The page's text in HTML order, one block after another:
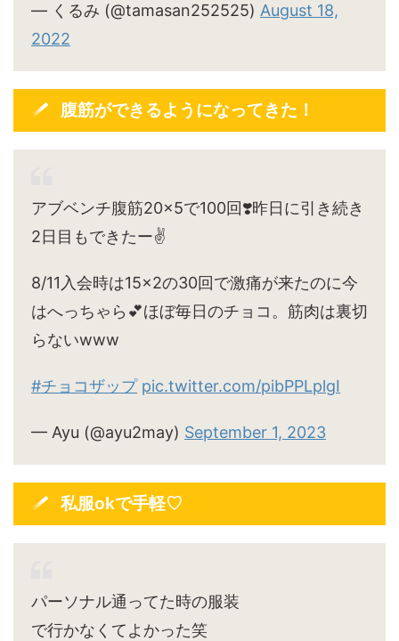
— くるみ (@tamasan252525) August 18,
2022
腹筋ができるようになってきた！
アブベンチ腹筋20×5で100回❣️昨日に引き続き
2日目もできたー✌️
8/11入会時は15×2の30回で激痛が来たのに今
はへっちゃら💕ほぼ毎日のチョコ。筋肉は裏切
らないwww
#チョコザップ pic.twitter.com/pibPPLplgI
— Ayu (@ayu2may) September 1, 2023
私服okで手軽♡
パーソナル通ってた時の服装
で行かなくてよかった笑